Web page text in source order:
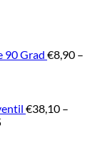
90 Grad €8,90 –
€38,10 –